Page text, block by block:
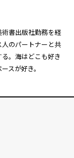
書出版社勤務を経
のパートナーと共
。海はどこも好き
スが好き。